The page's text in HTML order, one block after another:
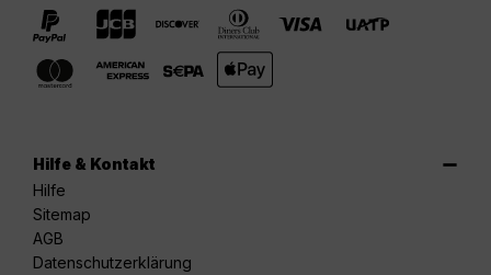
Hilfe & Kontakt
Hilfe
Sitemap
AGB
Datenschutzerklärung